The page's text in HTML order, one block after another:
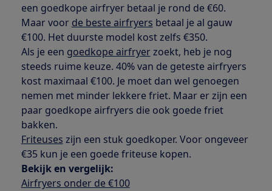
een goedkope airfryer betaal je rond de €60.
Maar voor de beste airfryers betaal je al gauw
€100. Het duurste model kost zelfs €350.
Als je een goedkope airfryerzoekt, heb je nog
steeds ruime keuze. 40% van de geteste airfryers
kost maximaal €100. Je moet dan wel genoegen
nemen met minder lekkere friet. Maar er zijn een
paar goedkope airfryers die ook goede friet
bakken.
Friteuses zijn een stuk goedkoper. Voor ongeveer
€35 kun je een goede friteuse kopen.
Bekijk en vergelijk:
Airfryers onder de €100